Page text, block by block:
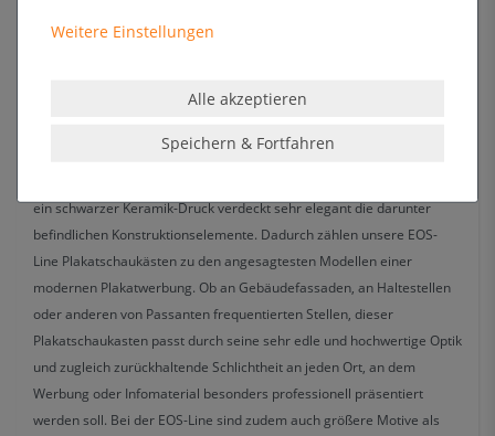
Motivwechsel.
dem Plakatschaukasten der EOS-Line im Vordergrund. Die
ein schwarzer Keramik-Druck verdeckt sehr elegant die darunter
befindlichen Konstruktionselemente. Dadurch zählen unsere EOS-
Line Plakatschaukästen zu den angesagtesten Modellen einer
modernen Plakatwerbung. Ob an Gebäudefassaden, an Haltestellen
oder anderen von Passanten frequentierten Stellen, dieser
Plakatschaukasten passt durch seine sehr edle und hochwertige Optik
und zugleich zurückhaltende Schlichtheit an jeden Ort, an dem
Werbung oder Infomaterial besonders professionell präsentiert
werden soll. Bei der EOS-Line sind zudem auch größere Motive als
Weitere Einstellungen
Alle akzeptieren
Speichern & Fortfahren